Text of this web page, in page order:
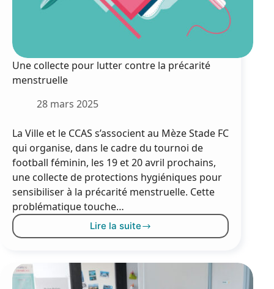
Une collecte pour lutter contre la précarité
menstruelle
28 mars 2025
La Ville et le CCAS s’associent au Mèze Stade FC
qui organise, dans le cadre du tournoi de
football féminin, les 19 et 20 avril prochains,
une collecte de protections hygiéniques pour
sensibiliser à la précarité menstruelle. Cette
problématique touche…
Lire la suite
Une
lutter
contre